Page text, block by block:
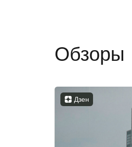
Обзоры
Дзен